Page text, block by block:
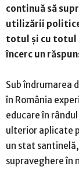
continuă să
utilizării
totul și cu totul
încerc un
Sub îndrumarea
în România
educare în
ulterior aplicate
un stat
supraveghere în